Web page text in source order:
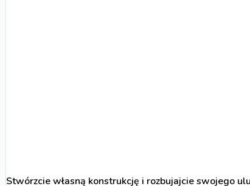
Stwórzcie własną konstrukcję i rozbujajcie swojego